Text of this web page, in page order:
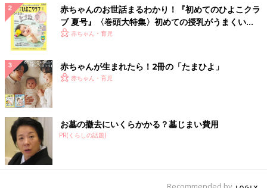
赤ちゃんのお世話まるわかり！『初めてのひよこクラ
ブ 夏号』〈巻頭大特集〉初めての授乳がうまくい
く！ おっぱい・ミルクの基本と夏のトラブル 解決テ
赤ちゃん・育児
赤ちゃんが生まれたら！2冊の「たまひよ」
赤ちゃん・育児
お墓の撤去にいくらかかる？墓じまい費用
PR(くらしの話題)